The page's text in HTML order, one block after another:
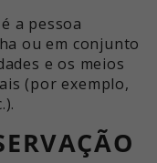
a pessoa
ou em conjunto
e os meios
(por exemplo,